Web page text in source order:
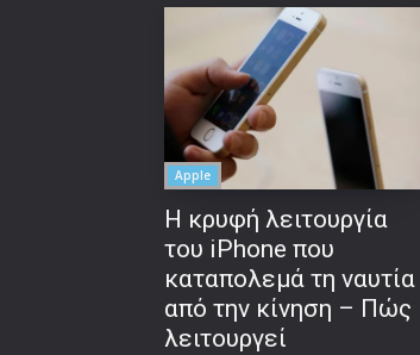
Apple
Η κρυφή λειτουργία
του iPhone που
καταπολεμά τη ναυτία
από την κίνηση – Πώς
λειτουργεί